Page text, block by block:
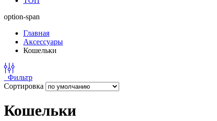
option-span
Главная
Аксессуары
Кошельки
Фильтр
Сортировка
Кошельки